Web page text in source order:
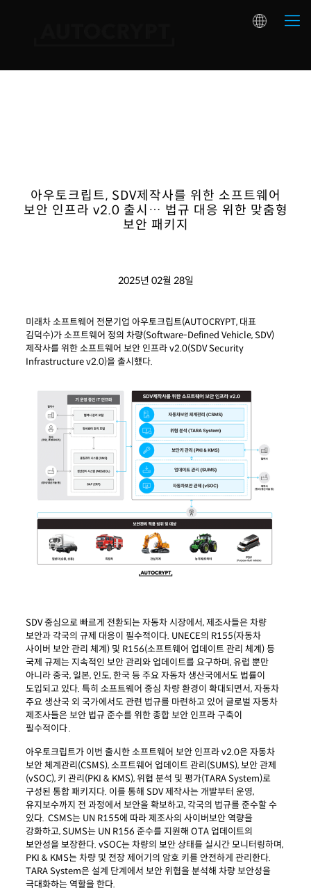
아우토크립트, SDV제작사를 위한 소프트웨어
보안 인프라 v2.0 출시… 법규 대응 위한 맞춤형
보안 패키지
2025년 02월 28일
미래차소프트웨어 전문기업 아우토크립트(AUTOCRYPT, 대표
김덕수)가소프트웨어 정의 차량(Software-Defined Vehicle, SDV)
제작사를위한소프트웨어 보안 인프라v2.0(SDV Security
Infrastructurev2.0)을출시했다.
SDV 중심으로 빠르게 전환되는 자동차 시장에서, 제조사들은 차량
보안과 각국의 규제 대응이 필수적이다. UNECE의 R155(자동차
사이버 보안 관리 체계) 및 R156(소프트웨어 업데이트 관리 체계) 등
국제 규제는 지속적인 보안 관리와 업데이트를 요구하며, 유럽 뿐만
아니라 중국, 일본, 인도, 한국 등 주요 자동차 생산국에서도 법률이
도입되고 있다. 특히 소프트웨어 중심 차량 환경이 확대되면서, 자동차
주요 생산국 외 국가에서도 관련 법규를 마련하고 있어 글로벌 자동차
제조사들은 보안 법규 준수를 위한 종합 보안 인프라 구축이
필수적이다.
아우토크립트가 이번 출시한 소프트웨어 보안 인프라 v2.0은 자동차
보안 체계관리(CSMS), 소프트웨어 업데이트 관리(SUMS), 보안 관제
(vSOC), 키 관리(PKI & KMS), 위협 분석 및 평가(TARA System)로
구성된 통합 패키지다. 이를 통해 SDV 제작사는 개발부터 운영,
유지보수까지 전 과정에서 보안을 확보하고, 각국의 법규를 준수할 수
있다. CSMS는 UN R155에 따라 제조사의 사이버보안 역량을
강화하고, SUMS는 UN R156 준수를 지원해 OTA 업데이트의
보안성을 보장한다. vSOC는 차량의 보안 상태를 실시간 모니터링하며,
PKI & KMS는 차량 및 전장 제어기의 암호 키를 안전하게 관리한다.
TARA System은 설계 단계에서 보안 위협을 분석해 차량 보안성을
극대화하는 역할을 한다.